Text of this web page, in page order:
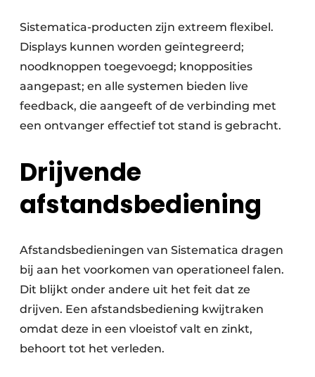
Sistematica-producten zijn extreem flexibel.
Displays kunnen worden geïntegreerd;
noodknoppen toegevoegd; knopposities
aangepast; en alle systemen bieden live
feedback, die aangeeft of de verbinding met
een ontvanger effectief tot stand is gebracht.
Drijvende
afstandsbediening
Afstandsbedieningen van Sistematica dragen
bij aan het voorkomen van operationeel falen.
Dit blijkt onder andere uit het feit dat ze
drijven. Een afstandsbediening kwijtraken
omdat deze in een vloeistof valt en zinkt,
behoort tot het verleden.